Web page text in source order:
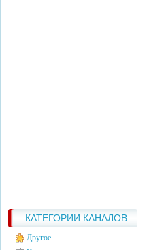
КАТЕГОРИИ КАНАЛОВ
Другое